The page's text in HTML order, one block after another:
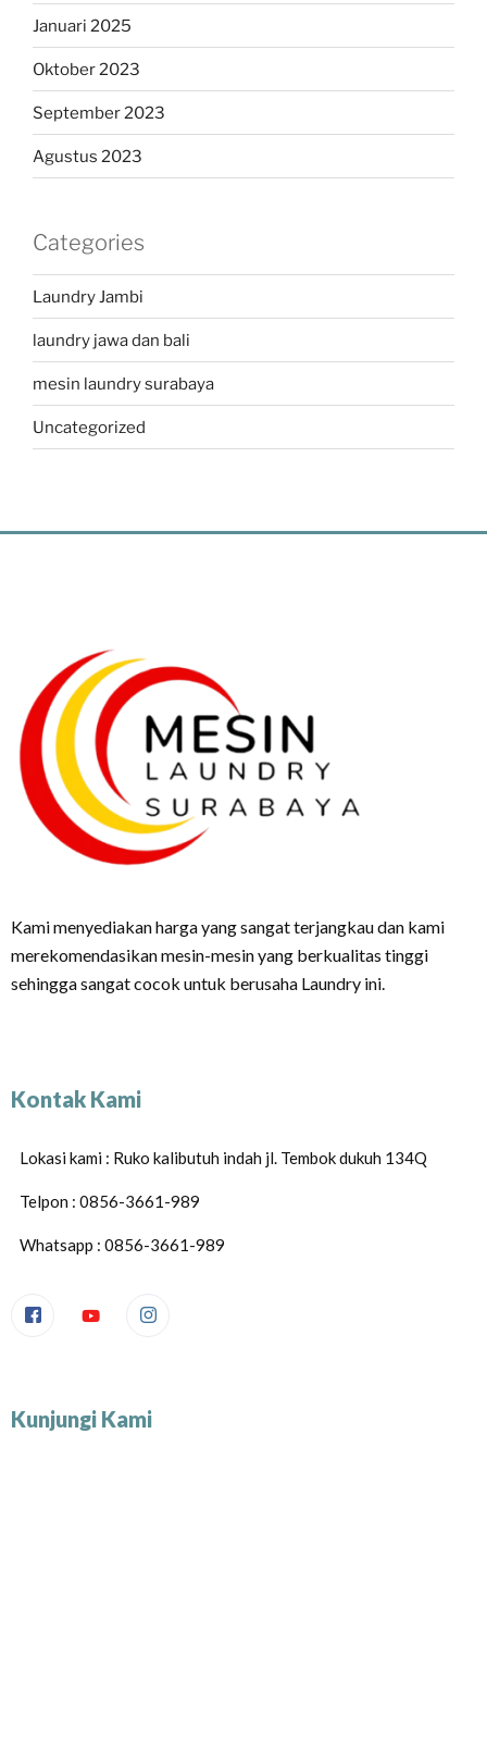
Januari 2025
Oktober 2023
September 2023
Agustus 2023
Categories
Laundry Jambi
laundry jawa dan bali
mesin laundry surabaya
Uncategorized
Kami menyediakan harga yang sangat terjangkau dan kami
merekomendasikan mesin-mesin yang berkualitas tinggi
sehingga sangat cocok untuk berusaha Laundry ini.
Kontak Kami
Lokasi kami : Ruko kalibutuh indah jl. Tembok dukuh 134Q
Telpon : 0856-3661-989
Whatsapp : 0856-3661-989
Kunjungi Kami